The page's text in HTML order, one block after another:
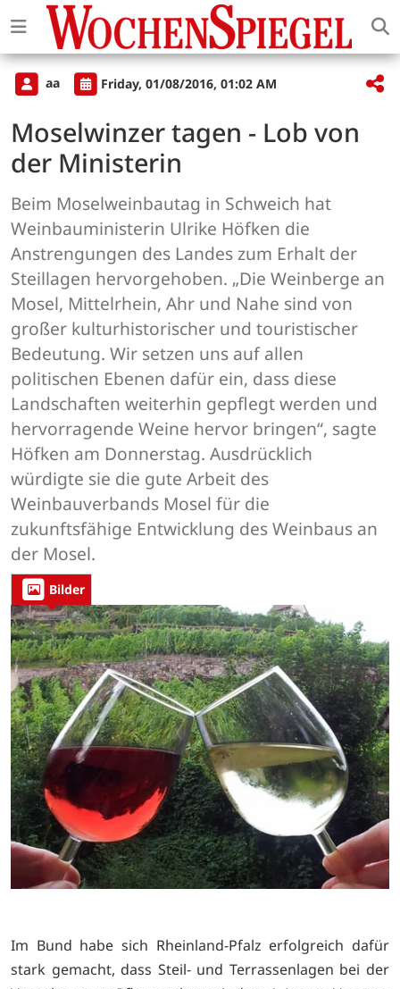
aa Friday, 01/08/2016, 01:02 AM
Moselwinzer tagen - Lob von
der Ministerin
Beim Moselweinbautag in Schweich hat
Weinbauministerin Ulrike Höfken die
Anstrengungen des Landes zum Erhalt der
Steillagen hervorgehoben. „Die Weinberge an
Mosel, Mittelrhein, Ahr und Nahe sind von
großer kulturhistorischer und touristischer
Bedeutung. Wir setzen uns auf allen
politischen Ebenen dafür ein, dass diese
Landschaften weiterhin gepflegt werden und
hervorragende Weine hervor bringen“, sagte
Höfken am Donnerstag. Ausdrücklich
würdigte sie die gute Arbeit des
Weinbauverbands Mosel für die
zukunftsfähige Entwicklung des Weinbaus an
der Mosel.
Bilder
Im Bund habe sich Rheinland-Pfalz erfolgreich dafür
stark gemacht, dass Steil- und Terrassenlagen bei der